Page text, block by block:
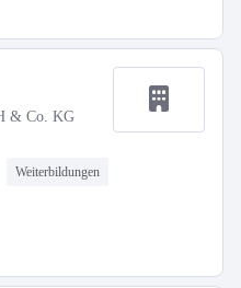
& Co. KG
Weiterbildungen